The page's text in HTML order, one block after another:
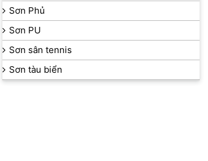
Sơn Phủ
Sơn PU
Sơn sân tennis
Sơn tàu biển